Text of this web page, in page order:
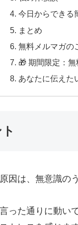
今日からできる
まとめ
無料メルマガの
🎁 期間限定：
あなたに伝えた
因は、無意識の
った通りに動